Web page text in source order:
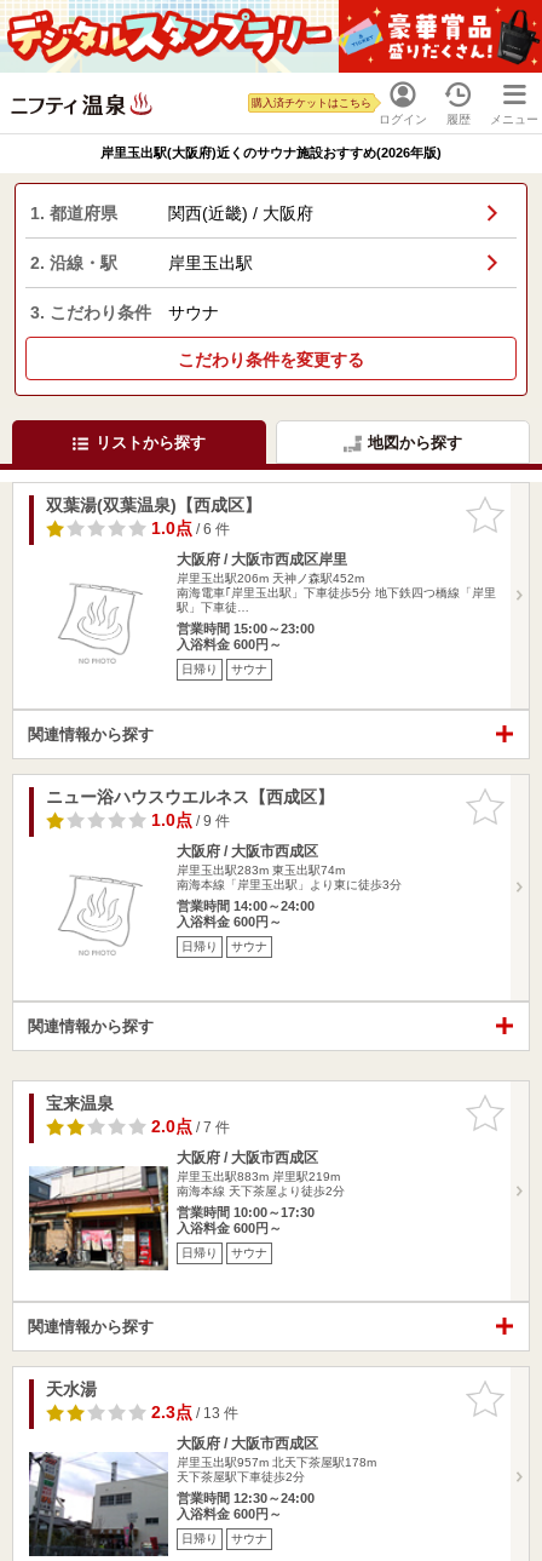
ログイン
購入済チケットはこちら
履歴 メニュー
岸里玉出駅(大阪府)近くのサウナ施設おすすめ(2026年版)
1. 都道府県 関西(近畿) / 大阪府
2. 沿線・駅 岸里玉出駅
3. こだわり条件 サウナ
こだわり条件を変更する
リストから探す 地図から探す
お気に入
りに追加
双葉湯(双葉温泉)【西成区】
1.0点/ 6 件
大阪府 / 大阪市西成区岸里
岸里玉出駅206m 天神ノ森駅452m
南海電車｢岸里玉出駅」下車徒歩5分 地下鉄四つ橋線「岸里
駅」下車徒…
営業時間 15:00～23:00
入浴料金 600円～
日帰り サウナ
関連情報から探す
お気に入
りに追加
ニュー浴ハウスウエルネス【西成区】
1.0点/ 9 件
大阪府 / 大阪市西成区
岸里玉出駅283m 東玉出駅74m
南海本線「岸里玉出駅」より東に徒歩3分
営業時間 14:00～24:00
入浴料金 600円～
日帰り サウナ
関連情報から探す
お気に入
りに追加
宝来温泉
2.0点/ 7 件
大阪府 / 大阪市西成区
岸里玉出駅883m 岸里駅219m
南海本線 天下茶屋より徒歩2分
営業時間 10:00～17:30
入浴料金 600円～
日帰り サウナ
関連情報から探す
お気に入
りに追加
天水湯
2.3点/ 13 件
大阪府 / 大阪市西成区
岸里玉出駅957m 北天下茶屋駅178m
天下茶屋駅下車徒歩2分
営業時間 12:30～24:00
入浴料金 600円～
日帰り サウナ